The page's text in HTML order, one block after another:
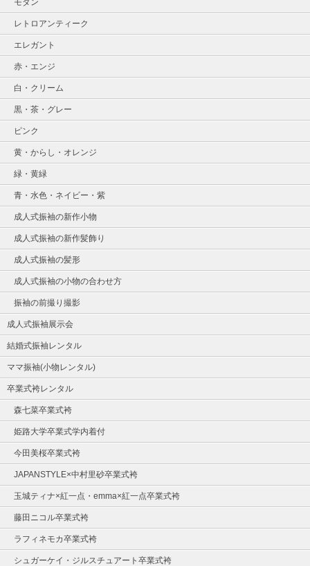
レトロアンティーク
エレガント
赤・エンジ
白・クリーム
黒・茶・グレー
ピンク
黄・からし・オレンジ
緑・黄緑
青・水色・ネイビー・紫
成人式振袖の新作小物
成人式振袖の新作髪飾り
成人式振袖の髪形
成人式振袖の小物の合わせ方
振袖の前撮り撮影
成人式振袖展示会
結婚式振袖レンタル
ママ振袖(小物レンタル)
卒業式袴レンタル
森七菜卒業式袴
姫路大学卒業式学内着付
今田美桜卒業式袴
JAPANSTYLE×中村里砂卒業式袴
玉城ティナ×紅一点・emma×紅一点卒業式袴
藤田ニコル卒業式袴
ラフィネモカ卒業式袴
シュガーケイ・ジルスチュアート卒業式袴